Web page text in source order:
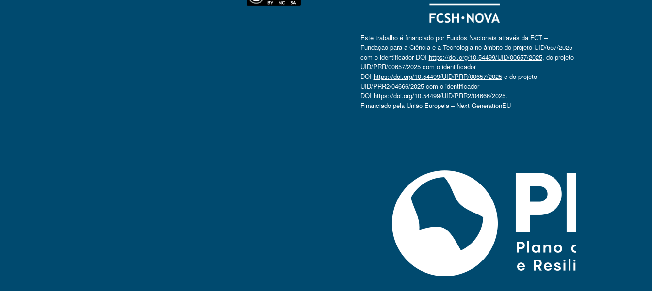
Este trabalho é financiado por Fundos Nacionais através da FCT –
Fundação para a Ciência e a Tecnologia no âmbito do projeto UID/657/2025
com o identificador DOI https://doi.org/10.54499/UID/00657/2025, do projeto
UID/PRR/00657/2025 com o identificador
DOI https://doi.org/10.54499/UID/PRR/00657/2025e do projeto
UID/PRR2/04666/2025 com o identificador
DOI https://doi.org/10.54499/UID/PRR2/04666/2025.
Financiado pela União Europeia – Next GenerationEU